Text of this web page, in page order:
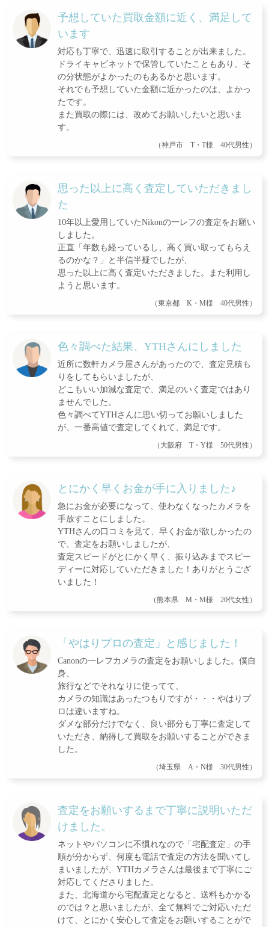
予想していた買取金額に近く、満足して
います
対応も丁寧で、迅速に取引することが出来ました。
ドライキャビネットで保管していたこともあり、そ
の分状態がよかったのもあるかと思います。
それでも予想していた金額に近かったのは、よかっ
たです。
また買取の際には、改めてお願いしたいと思いま
す。
（神戸市 T・T様 40代男性）
思った以上に高く査定していただきまし
た
10年以上愛用していたNikonの一レフの査定をお願い
しました。
正直「年数も経っているし、高く買い取ってもらえ
るのかな？」と半信半疑でしたが、
思った以上に高く査定いただきました。また利用し
ようと思います。
（東京都 K・M様 40代男性）
色々調べた結果、YTHさんにしました
近所に数軒カメラ屋さんがあったので、査定見積も
りをしてもらいましたが、
どこもいい加減な査定で、満足のいく査定ではあり
ませんでした。
色々調べてYTHさんに思い切ってお願いしました
が、一番高値で査定してくれて、満足です。
（大阪府 T・Y様 50代男性）
とにかく早くお金が手に入りました♪
急にお金が必要になって、使わなくなったカメラを
手放すことにしました。
YTHさんの口コミを見て、早くお金が欲しかったの
で、査定をお願いしましたが、
査定スピードがとにかく早く、振り込みまでスピー
ディーに対応していただきました！ありがとうござ
いました！
（熊本県 M・M様 20代女性）
「やはりプロの査定」と感じました！
Canonの一レフカメラの査定をお願いしました。僕自
身、
旅行などでそれなりに使ってて、
カメラの知識はあったつもりですが・・・やはりプ
ロは違いますね。
ダメな部分だけでなく、良い部分も丁寧に査定して
いただき、納得して買取をお願いすることができま
した。
（埼玉県 A・N様 30代男性）
査定をお願いするまで丁寧に説明いただ
けました。
ネットやパソコンに不慣れなので「宅配査定」の手
順が分からず、何度も電話で査定の方法を聞いてし
まいましたが、YTHカメラさんは最後まで丁寧にご
対応してくださりました。
また、北海道から宅配査定となると、送料もかかる
のでは？と思いましたが、全て無料でご対応いただ
けて、とにかく安心して査定をお願いすることがで